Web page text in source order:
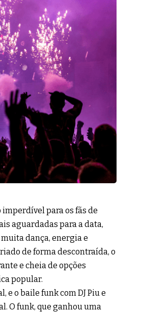
para os fãs de
aguardadas para a data,
dança, energia e
de forma descontraída, o
e cheia de opções
popular.
e o baile funk com DJ Piu e
O funk, que ganhou uma